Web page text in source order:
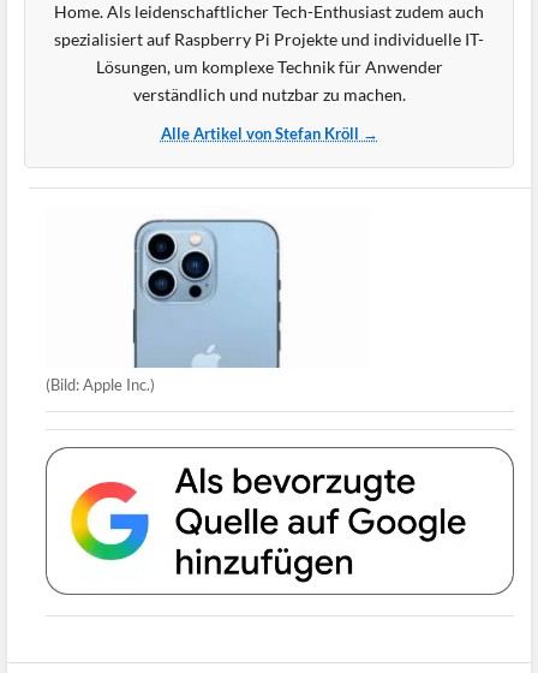
Home. Als leidenschaftlicher Tech-Enthusiast zudem auch
spezialisiert auf Raspberry Pi Projekte und individuelle IT-
Lösungen, um komplexe Technik für Anwender
verständlich und nutzbar zu machen.
Alle Artikel von Stefan Kröll →
(Bild: Apple Inc.)